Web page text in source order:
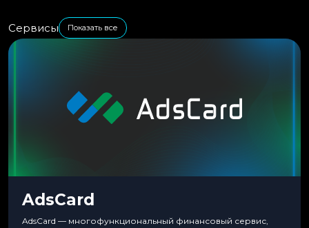
Сервисы Показать все
AdsCard
AdsCard — многофункциональный финансовый сервис,